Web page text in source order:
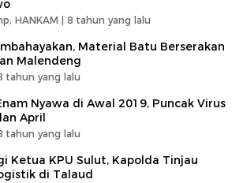
HANKAM | 8 tahun yang lalu
Material Batu Berserakan
Malendeng
tahun yang lalu
Nyawa di Awal 2019, Puncak Virus
April
tahun yang lalu
Ketua KPU Sulut, Kapolda Tinjau
di Talaud